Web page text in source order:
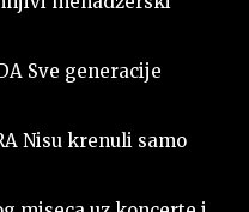
Sve generacije
Nisu krenuli samo